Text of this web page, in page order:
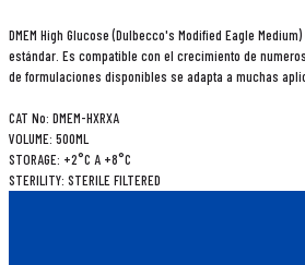
DMEM High Glucose (Dulbecco's Modified Eagle
estándar. Es compatible con el crecimiento de
de formulaciones disponibles se adapta a muchas
CAT No: DMEM-HXRXA
VOLUME: 500ML
STORAGE: +2°C A +8°C
STERILITY: STERILE FILTERED